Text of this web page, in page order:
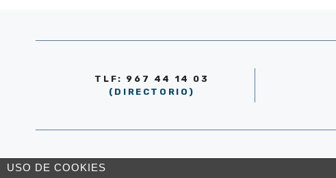
TLF: 967 44 14 03
(DIRECTORIO)
© AYUNTAMIENTO DE LA RODA 2026
USO DE COOKIES